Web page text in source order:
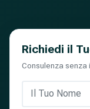
Richiedi il
Consulenza senza